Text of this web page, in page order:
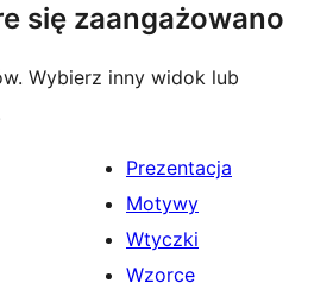
się zaangażowano
Wybierz inny widok lub
Prezentacja
Motywy
Wtyczki
Wzorce